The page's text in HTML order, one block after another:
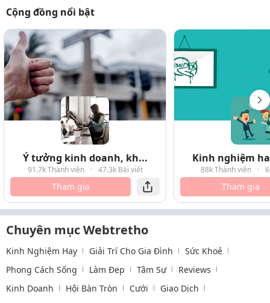
Cộng đồng nổi bật
Ý tưởng kinh doanh, kh...
91.7k Thành viên · 47.3k Bài viết
Tham gia
Kinh nghiệm
88k Thành viên ·
Tham gia
Chuyên mục Webtretho
Kinh Nghiệm Hay Giải Trí Cho Gia Đình
Sức Khoẻ
Phong Cách Sống
Làm Đẹp Tâm Sự
Reviews
Kinh Doanh
Hội Bàn Tròn Cưới
Giao Dịch